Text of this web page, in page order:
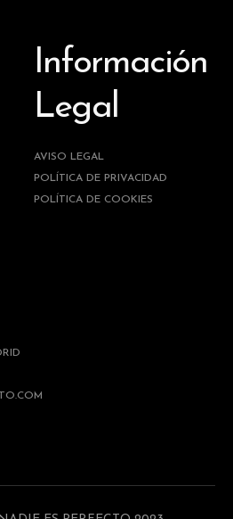
Información
Legal
AVISO LEGAL
POLÍTICA DE PRIVACIDAD
POLÍTICA DE COOKIES